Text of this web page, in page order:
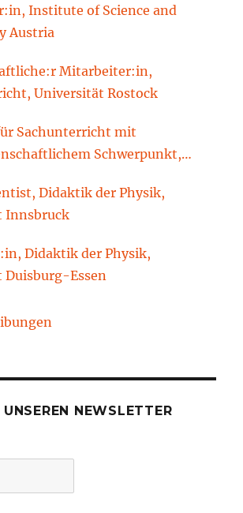
Institute of Science and
Austria
Mitarbeiter:in,
Universität Rostock
Sachunterricht mit
Schwerpunkt,
Universität Cottbus-Senftenberg
Didaktik der Physik,
Innsbruck
Didaktik der Physik,
Essen
NEWSLETTER